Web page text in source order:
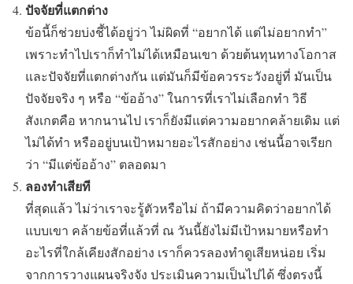
ปัจจัยที่แตกต่าง
ข้อนี้ก็ช่วยบ่งชี้ได้อยู่ว่า ไม่ผิดที่ “อยากได้ แต่ไม่อยากทำ”
เพราะทำไปเราก็ทำไม่ได้เหมือนเขา ด้วยต้นทุนทางโอกาส
และปัจจัยที่แตกต่างกัน แต่มันก็มีข้อควรระวังอยู่ที่ มันเป็น
ปัจจัยจริง ๆ หรือ “ข้ออ้าง” ในการที่เราไม่เลือกทำ วิธี
สังเกตคือ หากนานไป เราก็ยังมีแต่ความอยากคล้ายเดิม แต่
ไม่ได้ทำ หรืออยู่บนเป้าหมายอะไรสักอย่าง เช่นนี้อาจเรียก
ว่า “มีแต่ข้ออ้าง” ตลอดมา
ลองทำเสียที
ที่สุดแล้ว ไม่ว่าเราจะรู้ตัวหรือไม่ ถ้ามีความคิดว่าอยากได้
แบบเขา คล้ายข้อที่แล้วที่ ณ วันนี้ยังไม่มีเป้าหมายหรือทำ
อะไรที่ใกล้เคียงสักอย่าง เราก็ควรลองทำดูเสียหน่อย เริ่ม
จากการวางแผนจริงจัง ประเมินความเป็นไปได้ ซึ่งตรงนี้